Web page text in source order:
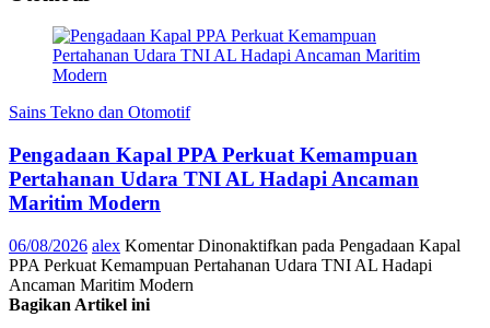
Sains Tekno dan Otomotif
Pengadaan Kapal PPA Perkuat Kemampuan
Pertahanan Udara TNI AL Hadapi Ancaman
Maritim Modern
06/08/2026 alex Komentar Dinonaktifkan pada Pengadaan Kapal
PPA Perkuat Kemampuan Pertahanan Udara TNI AL Hadapi
Ancaman Maritim Modern
Bagikan Artikel ini